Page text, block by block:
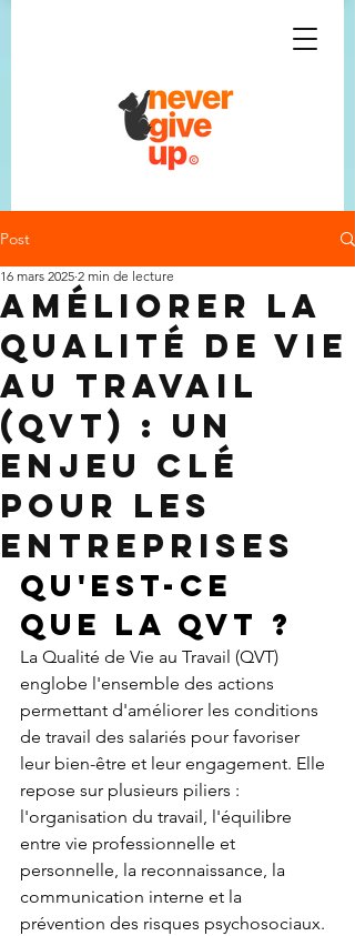
Post
Améliorer la
Qualité de Vie
au Travail
(QVT) : Un
Enjeu Clé
pour les
Entreprises
16 mars 2025 2 min de lecture
Qu'est-ce
que la QVT ?
La Qualité de Vie au Travail (QVT)
englobe l'ensemble des actions
permettant d'améliorer les conditions
de travail des salariés pour favoriser
leur bien-être et leur engagement. Elle
repose sur plusieurs piliers :
l'organisation du travail, l'équilibre
entre vie professionnelle et
personnelle, la reconnaissance, la
communication interne et la
prévention des risques psychosociaux.